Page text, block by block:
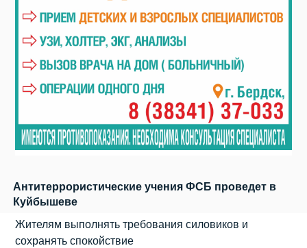
Антитеррористические учения ФСБ проведет в
Куйбышеве
Жителям выполнять требования силовиков и
сохранять спокойствие